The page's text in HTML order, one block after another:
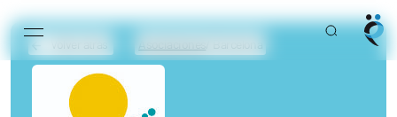
Main Navigation